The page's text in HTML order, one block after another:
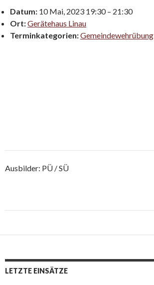
Datum: 10 Mai, 2023 19:30– 21:30
Ort:Gerätehaus Linau
Terminkategorien:Gemeindewehrübung
Ausbilder: PÜ / SÜ
navigation
LETZTE EINSÄTZE